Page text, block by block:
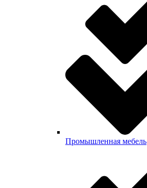
Промышленная мебель